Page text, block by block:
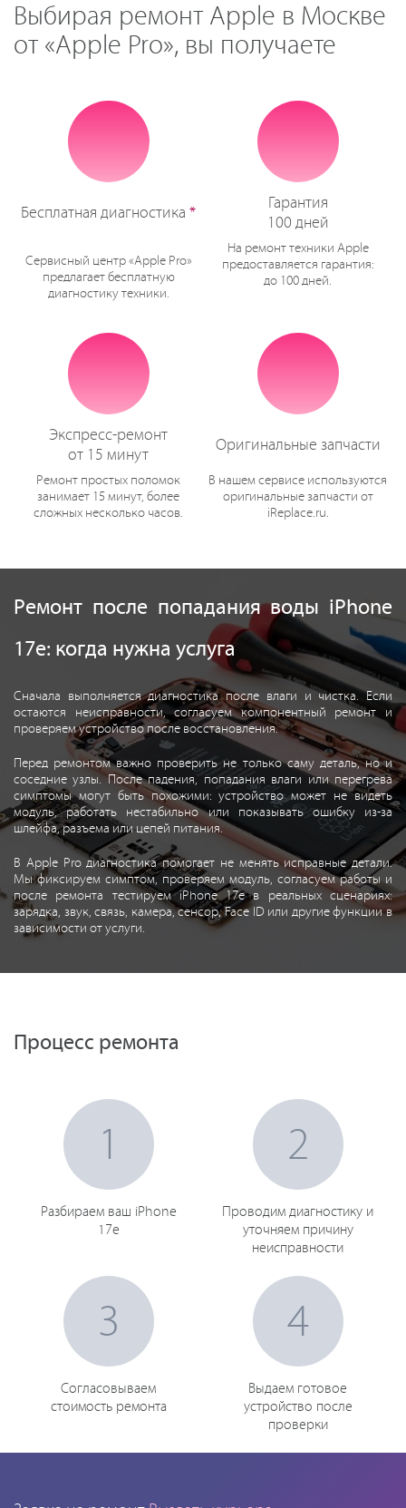
Выбирая ремонт Apple в Москве
от «Apple Pro», вы получаете
Бесплатная диагностика *
Сервисный центр «Apple Pro»
предлагает бесплатную
диагностику техники.
Гарантия
100 дней
На ремонт техники Apple
предоставляется гарантия:
до 100 дней.
Экспресс-ремонт
от 15 минут
Ремонт простых поломок
занимает 15 минут, более
сложных несколько часов.
Оригинальные запчасти
В нашем сервисе используются
оригинальные запчасти от
iReplace.ru.
Ремонт после попадания воды iPhone
17e: когда нужна услуга
Сначала выполняется диагностика после влаги и чистка. Если
остаются неисправности, согласуем компонентный ремонт и
проверяем устройство после восстановления.
Перед ремонтом важно проверить не только саму деталь, но и
соседние узлы. После падения, попадания влаги или перегрева
симптомы могут быть похожими: устройство может не видеть
модуль, работать нестабильно или показывать ошибку из-за
шлейфа, разъема или цепей питания.
В Apple Pro диагностика помогает не менять исправные детали.
Мы фиксируем симптом, проверяем модуль, согласуем работы и
после ремонта тестируем iPhone 17e в реальных сценариях:
зарядка, звук, связь, камера, сенсор, Face ID или другие функции в
зависимости от услуги.
Процесс ремонта
1
Разбираем ваш iPhone
17e
2
Проводим диагностику и
уточняем причину
неисправности
3
Согласовываем
стоимость ремонта
4
Выдаем готовое
устройство после
проверки